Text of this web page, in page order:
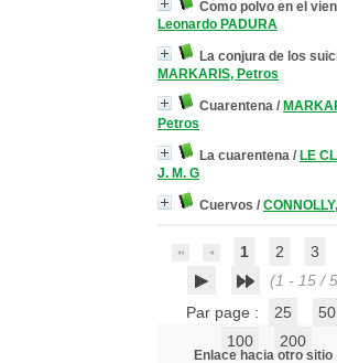
Como polvo en el
Leonardo PADURA
La conjura de los
MARKARIS, Petros
Cuarentena /
Petros
La cuarentena / LE
J. M. G
Cuervos /
1 2
3
(1 - 15 /
Par page :
25
50
100
200
Enlace hacia otro sitio